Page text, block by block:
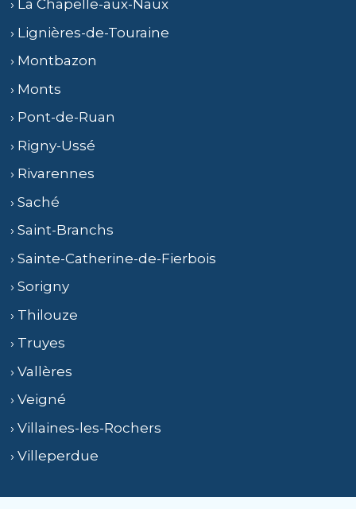
› La Chapelle-aux-Naux
› Lignières-de-Touraine
› Montbazon
› Monts
› Pont-de-Ruan
› Rigny-Ussé
› Rivarennes
› Saché
› Saint-Branchs
› Sainte-Catherine-de-Fierbois
› Sorigny
› Thilouze
› Truyes
› Vallères
› Veigné
› Villaines-les-Rochers
› Villeperdue